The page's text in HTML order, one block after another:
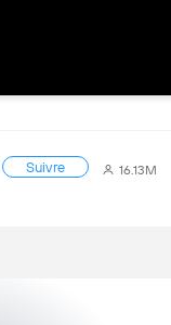
Suivre 16.13M